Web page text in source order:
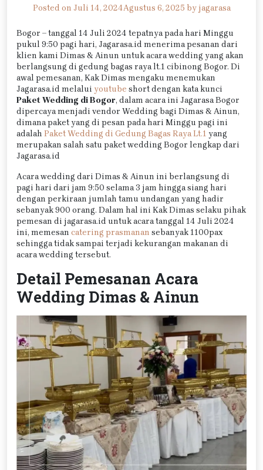
Posted on Juli 14, 2024Agustus 6, 2025 by jagarasa
Bogor – tanggal 14 Juli 2024 tepatnya pada hari Minggu
pukul 9:50 pagi hari, Jagarasa.id menerima pesanan dari
klien kami Dimas & Ainun untuk acara wedding yang akan
berlangsung di gedung bagas raya lt.1 cibinong Bogor. Di
awal pemesanan, Kak Dimas mengaku menemukan
Jagarasa.id melalui youtube short dengan kata kunci
Paket Wedding di Bogor, dalam acara ini Jagarasa Bogor
dipercaya menjadi vendor Wedding bagi Dimas & Ainun,
dimana paket yang di pesan pada hari Minggu pagi ini
adalah Paket Wedding di Gedung Bagas Raya Lt.1 yang
merupakan salah satu paket wedding Bogor lengkap dari
Jagarasa.id
Acara wedding dari Dimas & Ainun ini berlangsung di
pagi hari dari jam 9:50 selama 3 jam hingga siang hari
dengan perkiraan jumlah tamu undangan yang hadir
sebanyak 900 orang. Dalam hal ini Kak Dimas selaku pihak
pemesan di jagarasa.id untuk acara tanggal 14 Juli 2024
ini, memesan catering prasmanan sebanyak 1100pax
sehingga tidak sampai terjadi kekurangan makanan di
acara wedding tersebut.
Detail Pemesanan Acara
Wedding Dimas & Ainun